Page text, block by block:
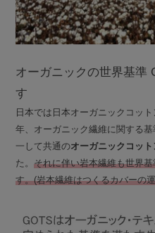
オーガニックの世界基準
す
日本では日本オーガニックコッ
年、オーガニック繊維に関する
一して共通のオーガニックコッ
た。それに伴い岩本繊維も世界
す。(岩本繊維はつくるカバーの